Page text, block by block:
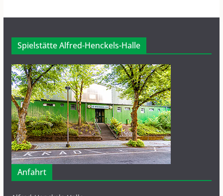
Spielstätte Alfred-Henckels-Halle
Anfahrt